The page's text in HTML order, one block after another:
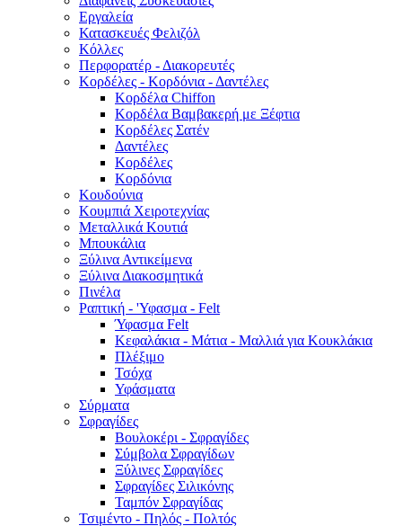
Εργαλεία
Κατασκευές Φελιζόλ
Κόλλες
Περφορατέρ - Διακορευτές
Κορδέλες - Κορδόνια - Δαντέλες
Κορδέλα Chiffon
Κορδέλα Βαμβακερή με Ξέφτια
Κορδέλες Σατέν
Δαντέλες
Κορδέλες
Κορδόνια
Κουδούνια
Κουμπιά Χειροτεχνίας
Μεταλλικά Κουτιά
Μπουκάλια
Ξύλινα Αντικείμενα
Ξύλινα Διακοσμητικά
Πινέλα
Ραπτική - 'Υφασμα - Felt
Ύφασμα Felt
Κεφαλάκια - Μάτια - Μαλλιά για Κουκλάκια
Πλέξιμο
Τσόχα
Υφάσματα
Σύρματα
Σφραγίδες
Βουλοκέρι - Σφραγίδες
Σύμβολα Σφραγίδων
Ξύλινες Σφραγίδες
Σφραγίδες Σιλικόνης
Ταμπόν Σφραγίδας
Τσιμέντο - Πηλός - Πολτός